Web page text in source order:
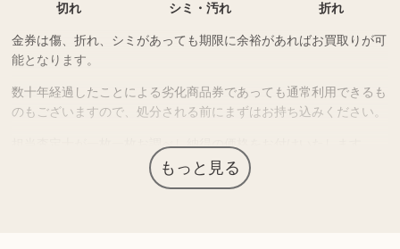
切れ シミ・汚れ 折れ
金券は傷、折れ、シミがあっても期限に余裕があればお買取りが可
能となります。
数十年経過したことによる劣化商品券であっても通常利用できるも
のもございますので、処分される前にまずはお持ち込みください。
担当査定士が一枚一枚お調べし納得の価格をお付けいたします。
もっと見る